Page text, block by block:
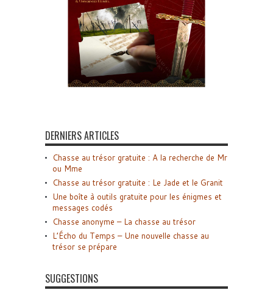
DERNIERS ARTICLES
Chasse au trésor gratuite : A la recherche de Mr
ou Mme
Chasse au trésor gratuite : Le Jade et le Granit
Une boîte à outils gratuite pour les énigmes et
messages codés
Chasse anonyme – La chasse au trésor
L’Écho du Temps – Une nouvelle chasse au
trésor se prépare
SUGGESTIONS